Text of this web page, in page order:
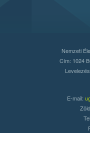
Nemzeti
Cím: 1024
E-mail: